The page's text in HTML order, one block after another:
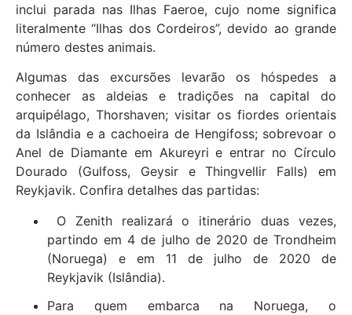
inclui parada nas Ilhas Faeroe, cujo nome significa
literalmente “Ilhas dos Cordeiros”, devido ao grande
número destes animais.
Algumas das excursões levarão os hóspedes a
conhecer as aldeias e tradições na capital do
arquipélago, Thorshaven; visitar os fiordes orientais
da Islândia e a cachoeira de Hengifoss; sobrevoar o
Anel de Diamante em Akureyri e entrar no Círculo
Dourado (Gulfoss, Geysir e Thingvellir Falls) em
Reykjavik. Confira detalhes das partidas:
O Zenith realizará o itinerário duas vezes,
partindo em 4 de julho de 2020 de Trondheim
(Noruega) e em 11 de julho de 2020 de
Reykjavik (Islândia).
Para quem embarca na Noruega, o